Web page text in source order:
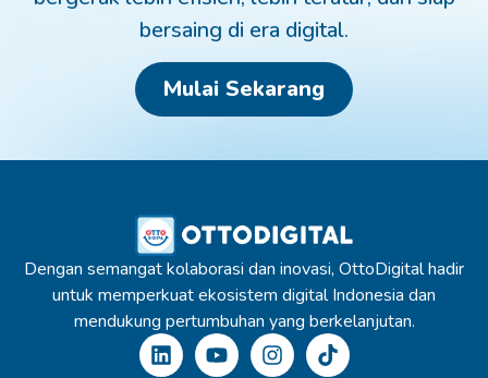
bersaing di era digital.
Mulai Sekarang
Dengan semangat kolaborasi dan inovasi, OttoDigital hadir
untuk memperkuat ekosistem digital Indonesia dan
mendukung pertumbuhan yang berkelanjutan.